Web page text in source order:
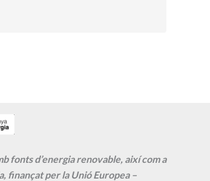
fonts d’energia renovable, així com a
finançat per la Unió Europea –